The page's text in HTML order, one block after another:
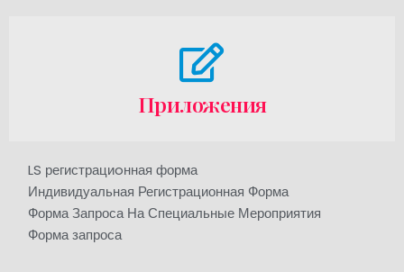
Приложения
LS регистрациoнная форма
Индивидуальная Регистрационная Форма
Форма Запроса На Специальные Мероприятия
Форма запроса